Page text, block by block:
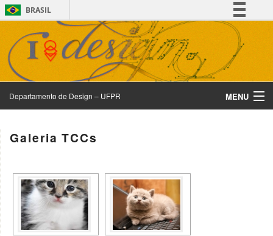
BRASIL
Simplifique!
Comunica BR
Participe
Acesso à informação
Departamento de Design – UFPR MENU
Departamento de Design
Design e Sustentabilidade
Divulgação
Galeria TCCs